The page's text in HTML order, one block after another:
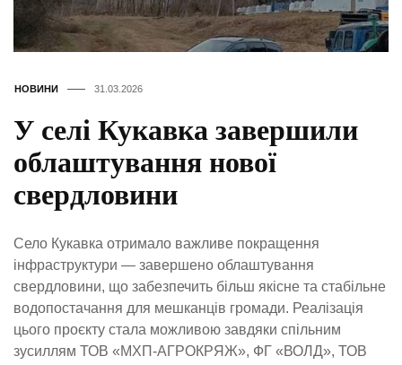
НОВИНИ 31.03.2026
У селі Кукавка завершили
облаштування нової
свердловини
Село Кукавка отримало важливе покращення
інфраструктури — завершено облаштування
свердловини, що забезпечить більш якісне та стабільне
водопостачання для мешканців громади. Реалізація
цього проєкту стала можливою завдяки спільним
зусиллям ТОВ «МХП-АГРОКРЯЖ», ФГ «ВОЛД», ТОВ